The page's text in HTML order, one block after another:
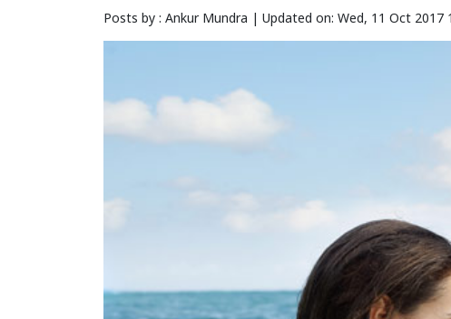
Posts by : Ankur Mundra | Updated on: Wed, 11 Oct 2017